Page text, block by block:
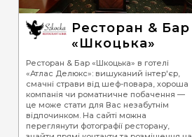
Ресторан & Бар
«Шкоцька»
Ресторан & Бар «Шкоцька» в готелі
«Атлас Делюкс»: вишуканий інтер'єр,
смачні страви від шеф-повара, хороша
компанія чи роматничне побачення —
це може стати для Вас незабутнім
відпочинком. На сайті можна
переглянути фотографії ресторану,